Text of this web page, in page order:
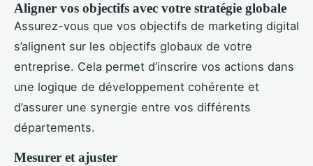
Aligner vos objectifs avec votre stratégie globale
Assurez-vous que vos objectifs de marketing digital
s’alignent sur les objectifs globaux de votre
entreprise. Cela permet d’inscrire vos actions dans
une logique de développement cohérente et
d’assurer une synergie entre vos différents
départements.
Mesurer et ajuster